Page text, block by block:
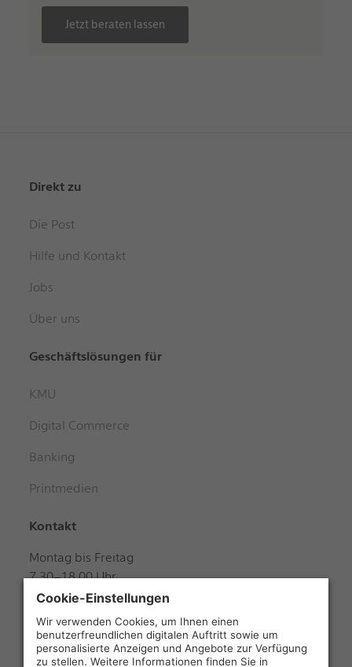
Jetzt beraten lassen
Direkt zu
Die Post
Hilfe und Kontakt
Jobs
Über uns
Geschäftslösungen für
KMU
Digital Commerce
Banking
Printmedien
Kontakt
Montag bis Freitag
7.30–18.00 Uhr
Samstag
8.00–12.00 Uhr
+41 848 888 888